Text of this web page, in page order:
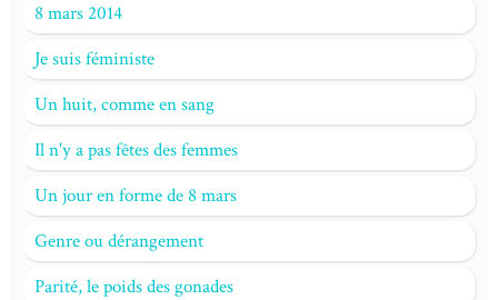
8 mars 2014
Je suis féministe
Un huit, comme en sang
Il n'y a pas fêtes des femmes
Un jour en forme de 8 mars
Genre ou dérangement
Parité, le poids des gonades